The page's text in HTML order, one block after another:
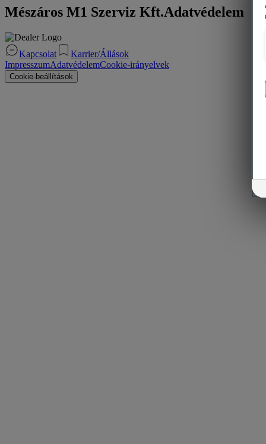
Mészáros M1 Szerviz Kft.Adatvédelem
Kapcsolat
Karrier/Állások
ImpresszumAdatvédelemCookie-irányelvek
Cookie-beállítások